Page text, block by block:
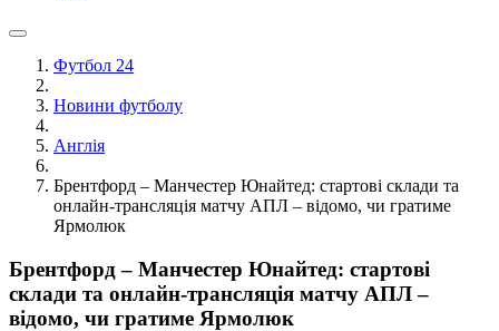
Футбол 24
Новини футболу
Англія
Брентфорд – Манчестер Юнайтед: стартові склади та
онлайн-трансляція матчу АПЛ – відомо, чи гратиме
Ярмолюк
Брентфорд – Манчестер Юнайтед: стартові
склади та онлайн-трансляція матчу АПЛ –
відомо, чи гратиме Ярмолюк